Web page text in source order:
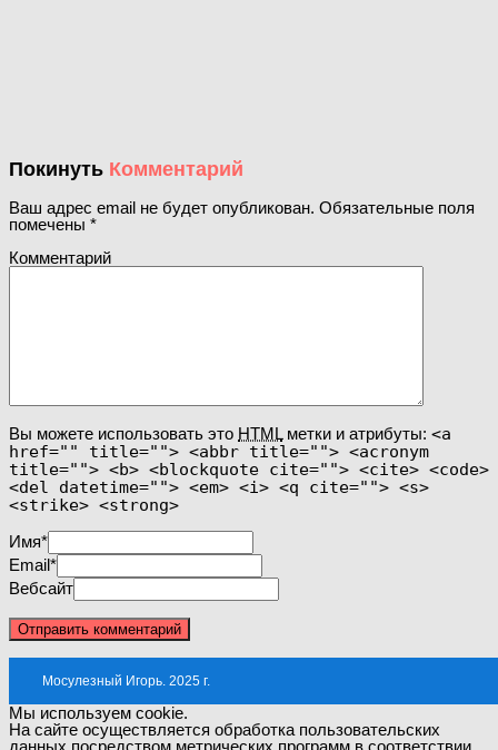
Покинуть Комментарий
Ваш адрес email не будет опубликован. Обязательные поля
помечены *
Комментарий
Вы можете использовать это HTMLметки и атрибуты: <a
href="" title=""> <abbr title=""> <acronym
title=""> <b> <blockquote cite=""> <cite> <code>
<del datetime=""> <em> <i> <q cite=""> <s>
<strike> <strong>
Имя*
Email*
Вебсайт
Мосулезный Игорь. 2025 г.
Мы используем cookie.
На сайте осуществляется обработка пользовательских
данных посредством метрических программ в соответствии